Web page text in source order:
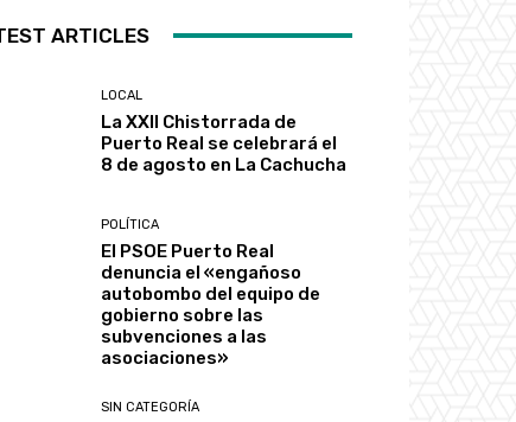
ARTICLES
LOCAL
La XXII Chistorrada de
Puerto Real se celebrará el
8 de agosto en La Cachucha
POLÍTICA
El PSOE Puerto Real
denuncia el «engañoso
autobombo del equipo de
gobierno sobre las
subvenciones a las
asociaciones»
SIN CATEGORÍA